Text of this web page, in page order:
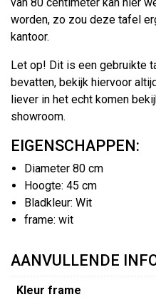
worden, zo zou deze tafel
kantoor.
Let op! Dit is een gebruikte
bevatten, bekijk hiervoor
liever in het echt komen
showroom.
EIGENSCHAPPEN:
Diameter 80 cm
Hoogte: 45 cm
Bladkleur: Wit
frame: wit
AANVULLENDE
Kleur frame